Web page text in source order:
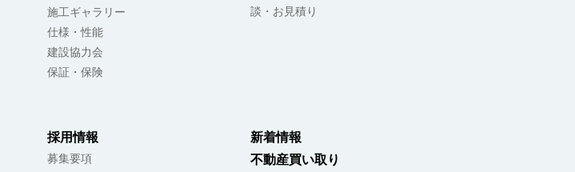
施工ギャラリー
仕様・性能
建設協力会
保証・保険
談・お見積り
採用情報
募集要項
新着情報
不動産買い取り